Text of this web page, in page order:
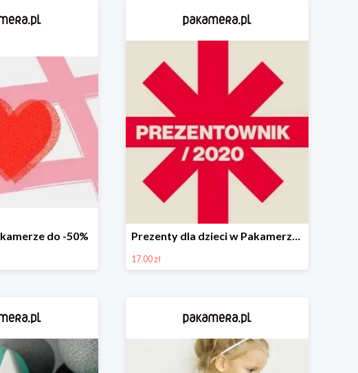
do -50% Prezenty dla dzieci w Pakamerze od 17 zł
17.00 zł